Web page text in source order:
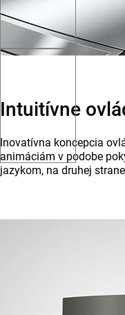
Intuitívne
Inovatívna koncepcia
animáciám v podobe
jazykom, na druhej